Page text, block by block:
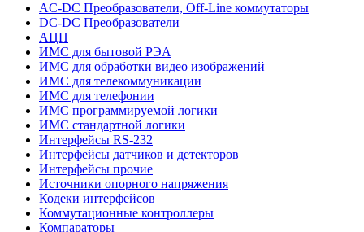
AC-DC Преобразователи, Off-Line коммутаторы
DC-DC Преобразователи
АЦП
ИМС для бытовой РЭА
ИМС для обработки видео изображений
ИМС для телекоммуникации
ИМС для телефонии
ИМС программируемой логики
ИМС стандартной логики
Интерфейсы RS-232
Интерфейсы датчиков и детекторов
Интерфейсы прочие
Источники опорного напряжения
Кодеки интерфейсов
Коммутационные контроллеры
Компараторы